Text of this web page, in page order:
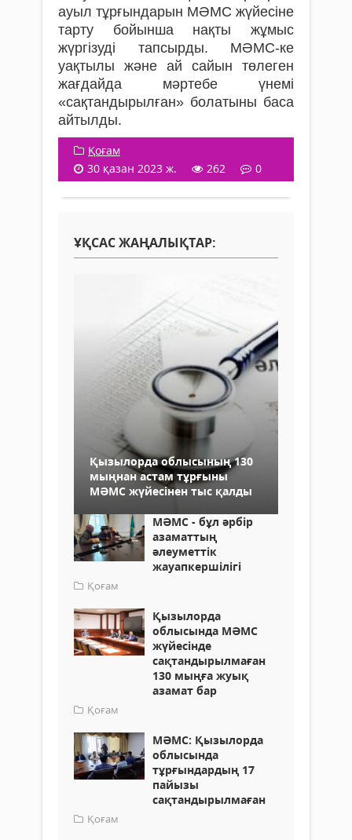
ауыл тұрғындарын МӘМС жүйесіне
тарту бойынша нақты жұмыс
жүргізуді тапсырды. МӘМС-ке
уақтылы және ай сайын төлеген
жағдайда мәртебе үнемі
«сақтандырылған» болатыны баса
айтылды.
Қоғам
30 қазан 2023 ж.
262 0
ҰҚСАС ЖАҢАЛЫҚТАР:
Қызылорда облысының 130
мыңнан астам тұрғыны
МӘМС жүйесінен тыс қалды
МӘМС - бұл әрбір
азаматтың
әлеуметтік
жауапкершілігі
Қоғам
Қызылорда
облысында МӘМС
жүйесінде
сақтандырылмаған
130 мыңға жуық
азамат бар
Қоғам
МӘМС: Қызылорда
облысында
тұрғындардың 17
пайызы
сақтандырылмаған
Қоғам